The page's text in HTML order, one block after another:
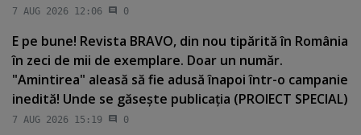
7 AUG 2026 12:06 0
E pe bune! Revista BRAVO, din nou tipărită în România
în zeci de mii de exemplare. Doar un număr.
"Amintirea" aleasă să fie adusă înapoi într-o campanie
inedită! Unde se găseşte publicaţia (PROIECT SPECIAL)
7 AUG 2026 15:19 0